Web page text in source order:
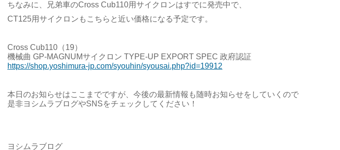
ちなみに、
兄弟車のCross Cub110用サイクロンはすでに発売中で、
CT125用サイクロンもこちらと近い価格になる予定です。
Cross Cub110（19）
機械曲 GP-MAGNUMサイクロン TYPE-UP EXPORT SPEC 政府認証
https://shop.yoshimura-jp.com/syouhin/syousai.php?id=19912
本日のお知らせはここまでですが、今後の最新情報も随時お知らせをしていくので
是非ヨシムラブログやSNSをチェックしてください！
ヨシムラブログ